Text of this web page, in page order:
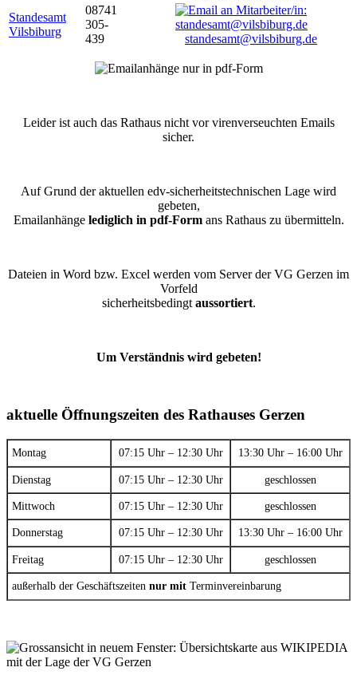
Standesamt
Vilsbiburg
08741
305-
439
standesamt@vilsbiburg.de
Leider ist auch das Rathaus nicht vor virenverseuchten Emails
sicher.
Auf Grund der aktuellen edv-sicherheitstechnischen Lage wird
gebeten,
Emailanhänge lediglich in pdf-Formans Rathaus zu übermitteln.
Dateien in Word bzw. Excel werden vom Server der VG Gerzen im
Vorfeld
sicherheitsbedingt aussortiert.
Um Verständnis wird gebeten!
aktuelle Öffnungszeiten des Rathauses Gerzen
Montag 07:15 Uhr – 12:30 Uhr 13:30 Uhr – 16:00 Uhr
Dienstag 07:15 Uhr – 12:30 Uhr geschlossen
Mittwoch 07:15 Uhr – 12:30 Uhr geschlossen
Donnerstag 07:15 Uhr – 12:30 Uhr 13:30 Uhr – 16:00 Uhr
Freitag 07:15 Uhr – 12:30 Uhr geschlossen
außerhalb der Geschäftszeiten nur mit Terminvereinbarung